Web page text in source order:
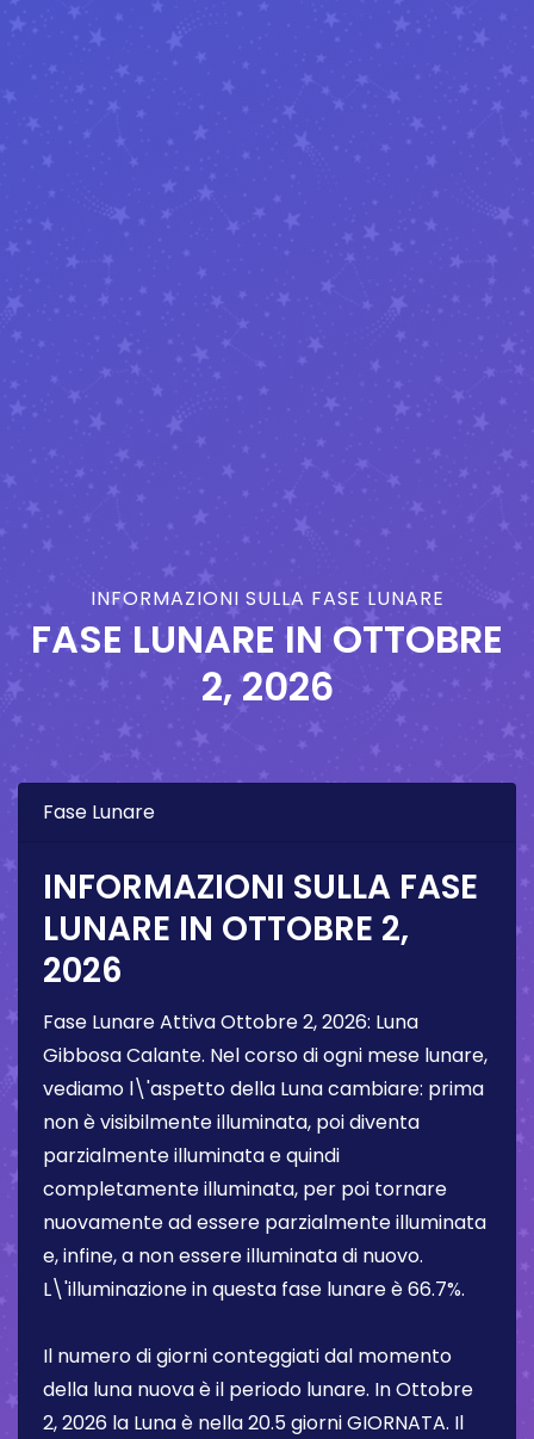
INFORMAZIONI SULLA FASE LUNARE
FASE LUNARE IN OTTOBRE
2, 2026
Fase Lunare
INFORMAZIONI SULLA FASE
LUNARE IN OTTOBRE 2,
2026
Fase Lunare AttivaOttobre 2, 2026: Luna
Gibbosa Calante. Nel corso di ogni mese lunare,
vediamo l\'aspetto della Luna cambiare: prima
non è visibilmente illuminata, poi diventa
parzialmente illuminata e quindi
completamente illuminata, per poi tornare
nuovamente ad essere parzialmente illuminata
e, infine, a non essere illuminata di nuovo.
L\'illuminazione in questa fase lunare è66.7%.
Il numero di giorni conteggiati dal momento
della luna nuova è il periodo lunare. InOttobre
2, 2026 la Luna è nella20.5 giorniGIORNATA. Il